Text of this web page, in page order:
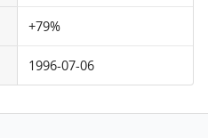
+79%
1996-07-06